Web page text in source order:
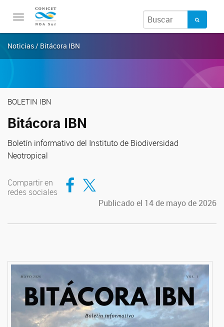
Toggle
navigation
Noticias / Bitácora IBN
BOLETIN IBN
Bitácora IBN
Boletín informativo del Instituto de Biodiversidad
Neotropical
Compartir en
redes sociales
Compartir en Facebook
Compartir en Twitter
Publicado el 14 de mayo de 2026